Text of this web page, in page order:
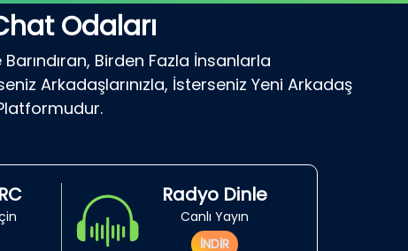
Odaları
Birden Fazla İnsanlarla
Arkadaşlarınızla, İsterseniz Yeni Arkadaş
Radyo Dinle
Canlı Yayın
İNDİR